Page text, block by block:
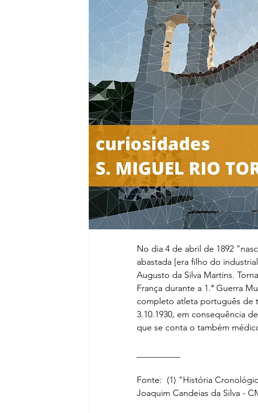
No dia 4 de abril de 1892
abastada [era filho do
Augusto da Silva Martins.
França durante a 1.ª Guerra
completo atleta português de
3.10.1930, em consequência
que se conta o também
Fonte:  (1) "História
Joaquim Candeias da Silva -